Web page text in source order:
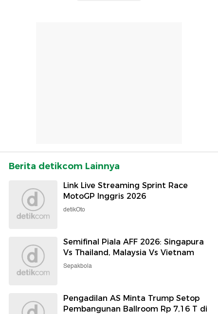
Berita detikcom Lainnya
Link Live Streaming Sprint Race
MotoGP Inggris 2026
detikOto
Semifinal Piala AFF 2026: Singapura
Vs Thailand, Malaysia Vs Vietnam
Sepakbola
Pengadilan AS Minta Trump Setop
Pembangunan Ballroom Rp 7,16 T di